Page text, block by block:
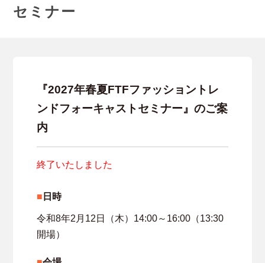
セミナー
『2027年春夏FTFファッショントレ
ンドフォーキャストセミナー』のご案
内
終了いたしました
日時
令和8年2月12日（木）14:00～16:00（13:30
開場）